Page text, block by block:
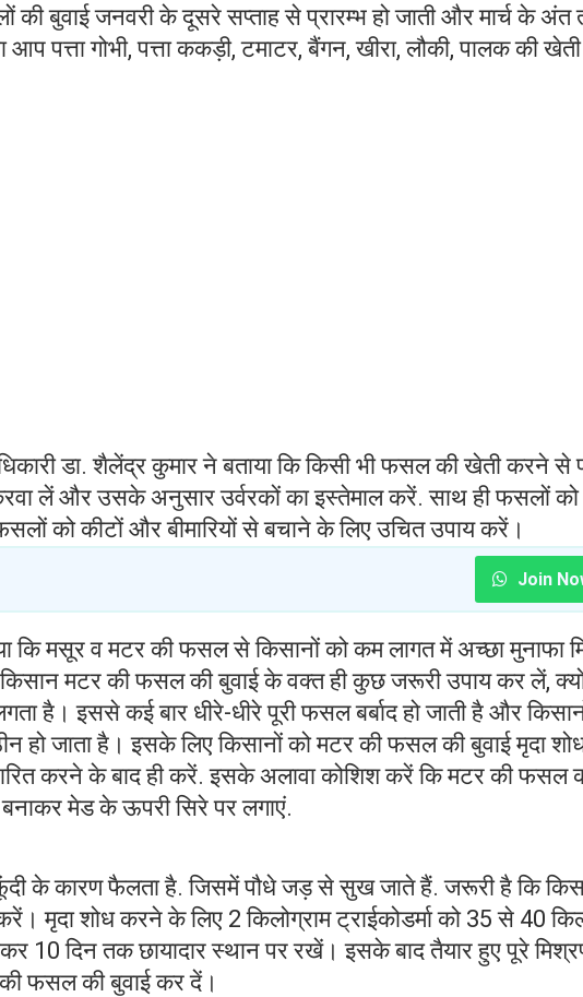
बुवाई जनवरी के दूसरे सप्ताह से प्रारम्भ हो जाती और मार्च के अंत
पत्ता गोभी, पत्ता ककड़ी, टमाटर, बैंगन, खीरा, लौकी, पालक की
डा. शैलेंद्र कुमार ने बताया कि किसी भी फसल की खेती करने से
लें और उसके अनुसार उर्वरकों का इस्तेमाल करें. साथ ही फसलों को
को कीटों और बीमारियों से बचाने के लिए उचित उपाय करें।
Join
कि मसूर व मटर की फसल से किसानों को कम लागत में अच्छा मुनाफा
मटर की फसल की बुवाई के वक्त ही कुछ जरूरी उपाय कर लें,
है। इससे कई बार धीरे-धीरे पूरी फसल बर्बाद हो जाती है और
हो जाता है। इसके लिए किसानों को मटर की फसल की बुवाई मृदा
करने के बाद ही करें. इसके अलावा कोशिश करें कि मटर की फसल
मेड के ऊपरी सिरे पर लगाएं.
के कारण फैलता है. जिसमें पौधे जड़ से सुख जाते हैं. जरूरी है कि
मृदा शोध करने के लिए 2 किलोग्राम ट्राईकोडर्मा को 35 से 40
10 दिन तक छायादार स्थान पर रखें। इसके बाद तैयार हुए पूरे
फसल की बुवाई कर दें।